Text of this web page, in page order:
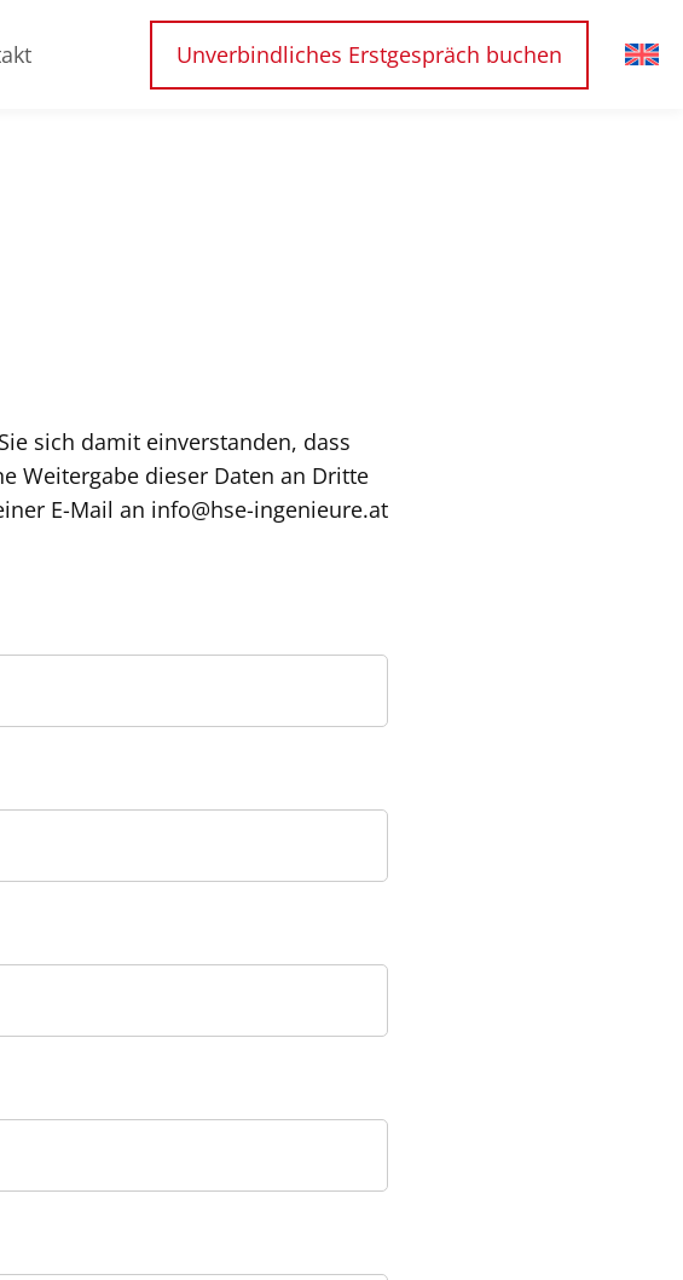
Unverbindliches Erstgespräch buchen
sich damit einverstanden, dass
Weitergabe dieser Daten an Dritte
E-Mail an info@hse-ingenieure.at